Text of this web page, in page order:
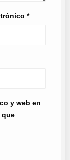
*
y web en
que